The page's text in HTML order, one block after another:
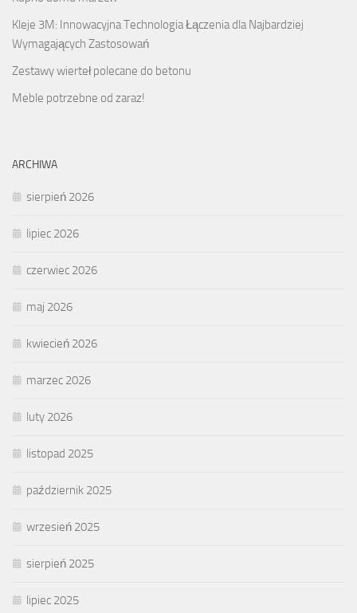
Kleje 3M: Innowacyjna Technologia Łączenia dla Najbardziej
Wymagających Zastosowań
Zestawy wierteł polecane do betonu
Meble potrzebne od zaraz!
ARCHIWA
sierpień 2026
lipiec 2026
czerwiec 2026
maj 2026
kwiecień 2026
marzec 2026
luty 2026
listopad 2025
październik 2025
wrzesień 2025
sierpień 2025
lipiec 2025